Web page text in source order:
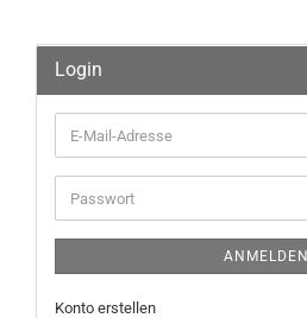
Login
E-
Mail-
Adresse
Passwort
ANMELDEN
Konto erstellen